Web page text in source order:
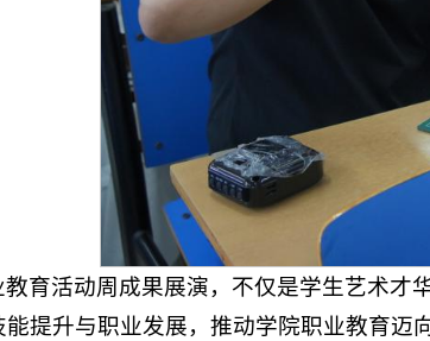
育活动周成果展演，不仅是学生艺术
提升与职业发展，推动学院职业教育迈